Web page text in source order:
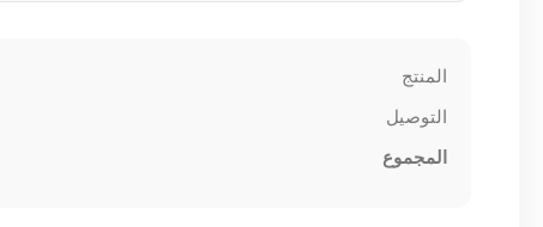
المنتج
التوصيل
المجموع